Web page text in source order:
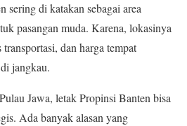
sering di katakan sebagai area
pasangan muda. Karena, lokasinya
dan harga tempat
jangkau.
Jawa, letak Propinsi Banten bisa
Ada banyak alasan yang